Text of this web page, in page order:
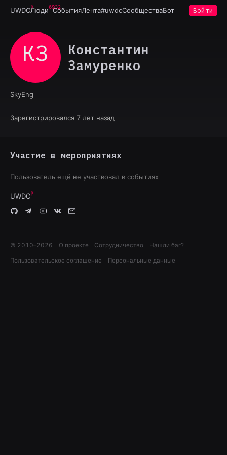
UWDCЛюди6932
СобытияЛента#uwdcСообществаБот Войти
КЗ
Константин
Замуренко
SkyEng
Зарегистрировался 7 лет назад
Участие в мероприятиях
Пользователь ещё не участвовал в событиях
UWDC
© 2010–2026 О проекте Сотрудничество Нашли баг?
Пользовательское соглашение Персональные данные